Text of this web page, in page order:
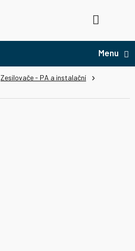
Zesilovače - PA a instalační